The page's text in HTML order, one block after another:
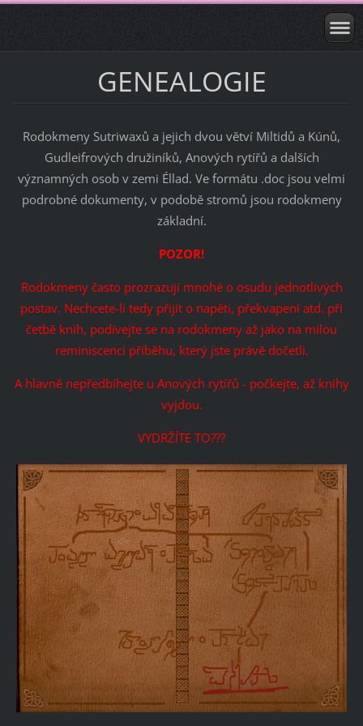
GENEALOGIE
Rodokmeny Sutriwaxů a jejich dvou větví Miltidů a Kúnů,
Gudleifrových družiníků, Anových rytířů a dalších
významných osob v zemi Éllad. Ve formátu .doc jsou velmi
podrobné dokumenty, v podobě stromů jsou rodokmeny
základní.
POZOR!
Rodokmeny často prozrazují mnohé o osudu jednotlivých
postav. Nechcete-li tedy přijít o napětí, překvapení atd. při
četbě knih, podívejte se na rodokmeny až jako na milou
reminiscenci příběhu, který jste právě dočetli.
A hlavně nepředbíhejte u Anových rytířů - počkejte, až knihy
vyjdou.
VYDRŽÍTE TO???